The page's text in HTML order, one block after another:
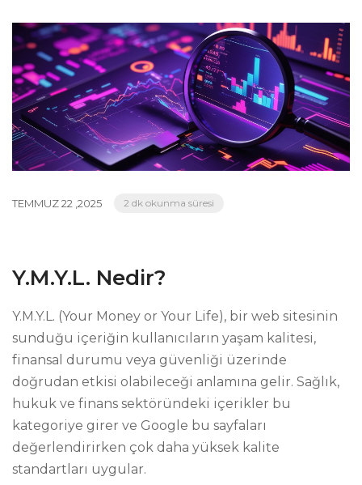
TEMMUZ 22 ,2025 2 dk okunma süresi
Y.M.Y.L. Nedir?
Y.M.Y.L. (Your Money or Your Life), bir web sitesinin
sunduğu içeriğin kullanıcıların yaşam kalitesi,
finansal durumu veya güvenliği üzerinde
doğrudan etkisi olabileceği anlamına gelir. Sağlık,
hukuk ve finans sektöründeki içerikler bu
kategoriye girer ve Google bu sayfaları
değerlendirirken çok daha yüksek kalite
standartları uygular.